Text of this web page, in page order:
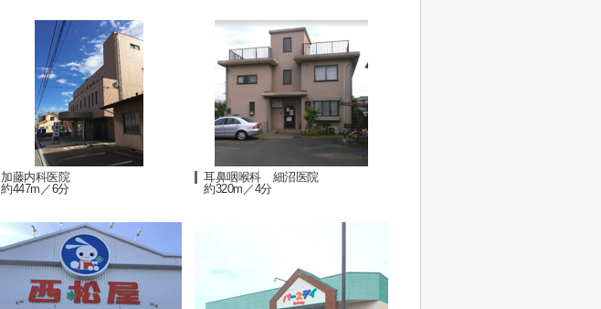
加藤内科医院
約447m／6分
耳鼻咽喉科 細沼医院
約320m／4分